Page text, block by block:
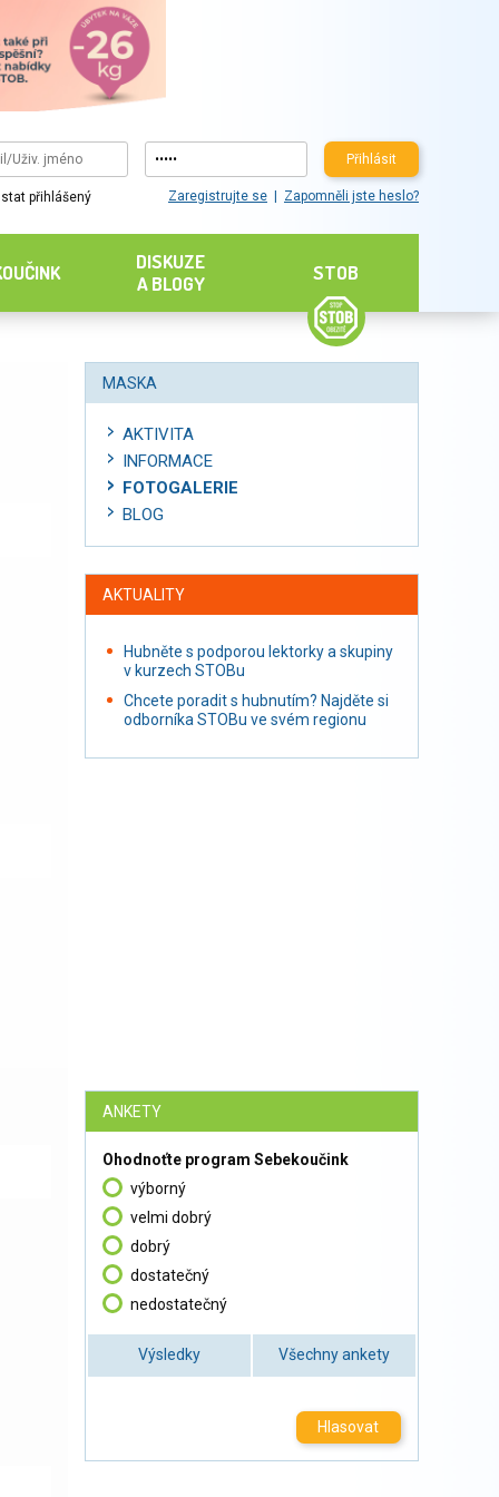
Přihlásit
přihlášený Zaregistrujte se Zapomněli jste heslo?
DISKUZE
A BLOGY
STOB
MASKA
AKTIVITA
INFORMACE
FOTOGALERIE
BLOG
AKTUALITY
Hubněte s podporou lektorky a skupiny
v kurzech STOBu
Chcete poradit s hubnutím? Najděte si
odborníka STOBu ve svém regionu
ANKETY
Ohodnoťte program Sebekoučink
výborný
velmi dobrý
dobrý
dostatečný
nedostatečný
Výsledky Všechny ankety
Hlasovat